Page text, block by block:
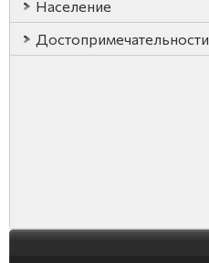
Население
Достопримечательности